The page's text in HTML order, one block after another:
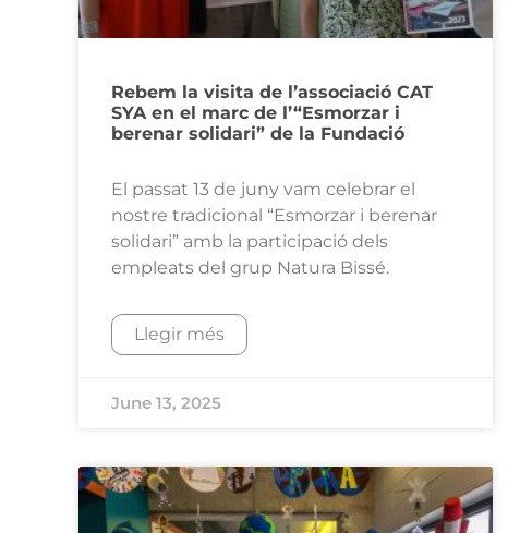
Rebem la visita de l’associació CAT
SYA en el marc de l’“Esmorzar i
berenar solidari” de la Fundació
El passat 13 de juny vam celebrar el
nostre tradicional “Esmorzar i berenar
solidari” amb la participació dels
empleats del grup Natura Bissé.
Llegir més
June 13, 2025